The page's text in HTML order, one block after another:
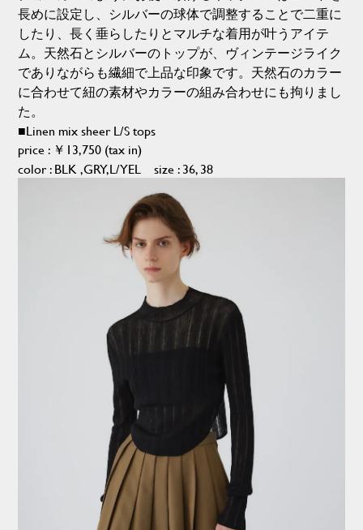
長めに設定し、シルバーの球体で調整することで二重に
したり、長く垂らしたりとマルチな着用が叶うアイテ
ム。天然石とシルバーのトップが、ヴィンテージライク
でありながらも繊細で上品な印象です。天然石のカラー
に合わせて紐の素材やカラーの組み合わせにも拘りまし
た。
■Linen mix sheer L/S tops
price : ￥13,750 (tax in)
color : BLK ,GRY,L/YEL size : 36, 38